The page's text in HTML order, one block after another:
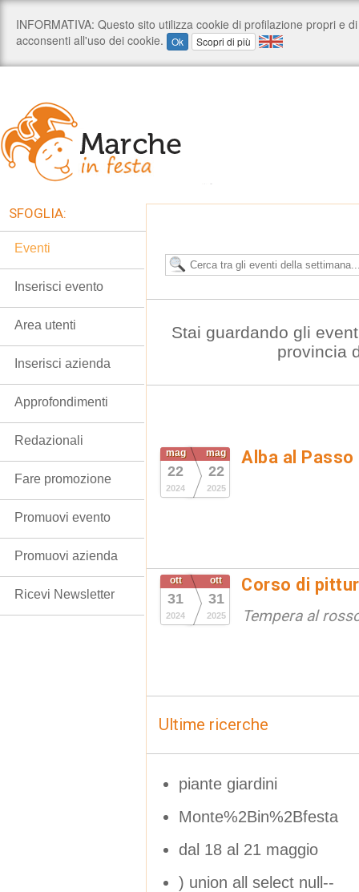
Stai guardando gli
provincia
mag
22
2024
mag
22
2025
Alba al Passo
ott
31
2024
ott
31
2025
Corso di
Tempera al
Ultime ricerche
piante giardini
Monte%2Bin%2Bfesta
dal 18 al 21 maggio
) union all select null--
SFOGLIA:
Eventi
Inserisci evento
Area utenti
Inserisci azienda
Approfondimenti
Redazionali
Fare promozione
Promuovi evento
Promuovi azienda
Ricevi Newsletter